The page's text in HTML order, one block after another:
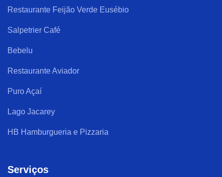
Restaurante Feijão Verde Eusébio
Salpetrier Café
Bebelu
Restaurante Aviador
Puro Açaí
Lago Jacarey
HB Hamburgueria e Pizzaria
Serviços